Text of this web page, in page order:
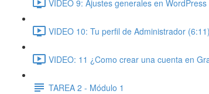
VIDEO 9: Ajustes generales en
VIDEO 10: Tu perfil de Administrador (6:11)
VIDEO: 11 ¿Como crear una cuenta en
TAREA 2 - Módulo 1